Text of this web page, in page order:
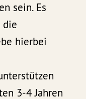
sein. Es
die
hierbei
3-4 Jahren